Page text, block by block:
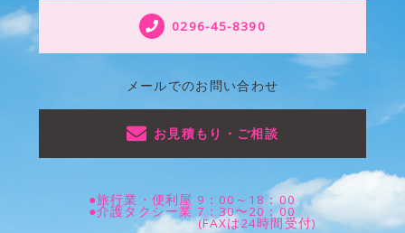
0296-45-8390
メールでのお問い合わせ
お見積もり・ご相談
●旅行業・便利屋 9：00～18：00
●介護タクシー業 7：30〜20：00
(FAXは24時間受付)